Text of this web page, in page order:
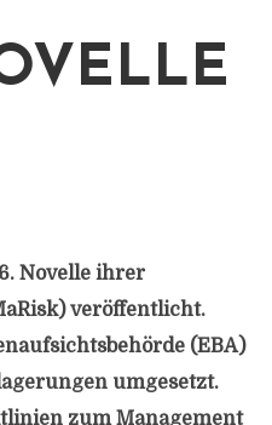
Novelle ihrer
veröffentlicht.
(EBA)
umgesetzt.
zum Management